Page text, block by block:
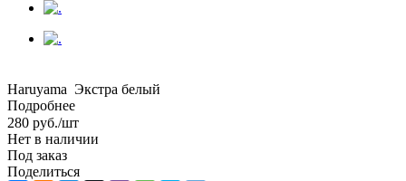
Haruyama Экстра белый
Подробнее
280 руб./шт
Нет в наличии
Под заказ
Поделиться